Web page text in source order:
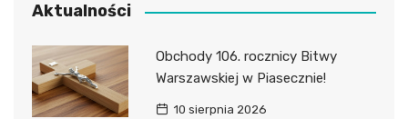
Aktualności
Obchody 106. rocznicy Bitwy
Warszawskiej w Piasecznie!
10 sierpnia 2026